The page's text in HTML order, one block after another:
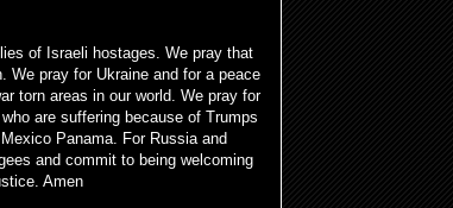
of Israeli hostages. We pray that
We pray for Ukraine and for a peace
torn areas in our world. We pray for
are suffering because of Trumps
Panama. For Russia and
and commit to being welcoming
Amen